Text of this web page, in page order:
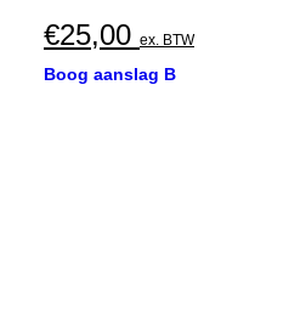
€25,00 ex. BTW
Boog aanslag B